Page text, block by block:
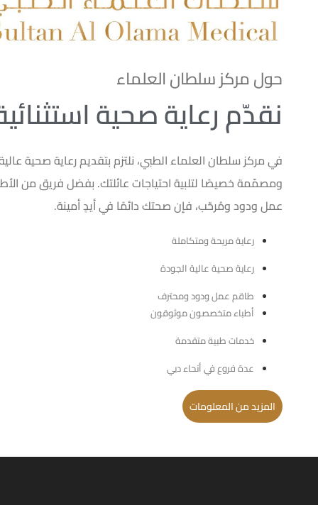
حول مركز سلطان العلماء
نقدّم رعاية صحية
في مركز سلطان العلماء الطبي، نلتزم بتقديم رعاية صحية
ومصمّمة خصيصًا لتلبية احتياجات عائلتك. بفضل فريق من
عمل ودود ومُرحّب، فإن صحتك دائمًا في أيدٍ أمينة.
رعاية مريحة ومتكاملة
رعاية صحية عالية الجودة
طاقم عمل ودود ومحترف
أطباء متخصصون موثوقون
خدمات طبية متقدمة
عدة فروع في أنحاء دبي
المزيد من المعلومات